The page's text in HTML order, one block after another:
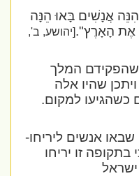
אֲנָשִׁים בָּאוּ הֵנָּה
הָאָרֶץ".[יהושע, ב',
המלך
שהיו אלה
למקום.
אנשים ליריחו-
זו יריחו